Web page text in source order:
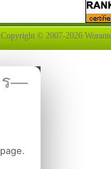
Copyright © 2007-2026
ร—